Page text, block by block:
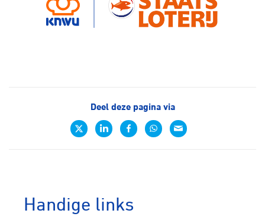
Deel deze pagina via
Handige links